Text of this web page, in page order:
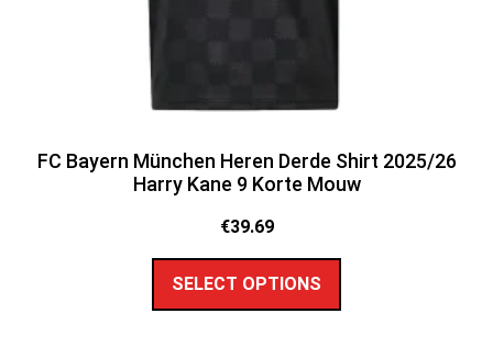
FC Bayern München Heren Derde Shirt 2025/26
Harry Kane 9 Korte Mouw
€39.69
SELECT OPTIONS